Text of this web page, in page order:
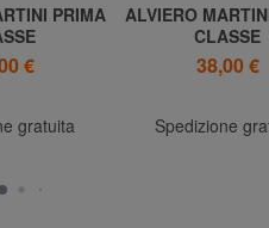
PRIMA
Portachiavi
€
gratuita
ALVIERO
CLASSE
Portachiavi
Stampa
38,00 €
Spedizione